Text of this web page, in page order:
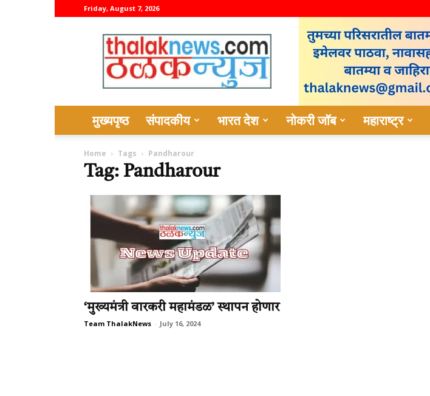
Friday, August 7, 2026
thalaknews
मुख्यपृष्ठ संपादकीय भारत देश नोकरी जॉब महाराष्ट्र
Home Tags Pandharour
Tag: Pandharour
‘मुख्यमंत्री वारकरी महामंडळ’ स्थापन होणार
Team ThalakNews - July 16, 2024